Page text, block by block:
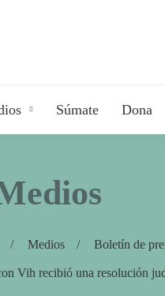
Súmate Dona
Medios Boletín de
recibió una resolución